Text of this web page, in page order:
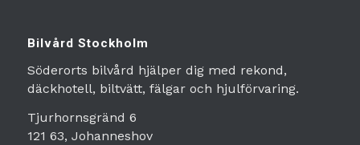
Bilvård Stockholm
Söderorts bilvård hjälper dig med rekond,
däckhotell, biltvätt, fälgar och hjulförvaring.
Tjurhornsgränd 6
121 63, Johanneshov